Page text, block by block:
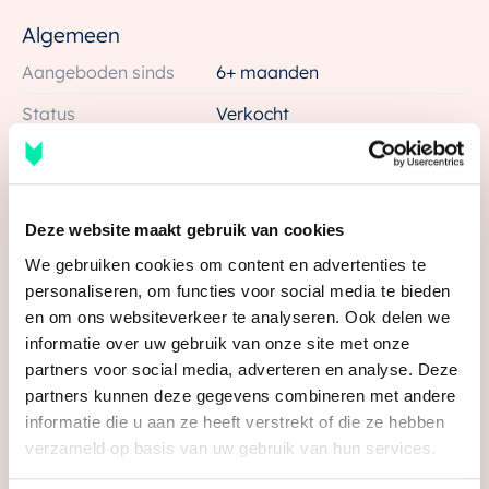
Deze website maakt gebruik van cookies
We gebruiken cookies om content en advertenties te
personaliseren, om functies voor social media te bieden
en om ons websiteverkeer te analyseren. Ook delen we
informatie over uw gebruik van onze site met onze
partners voor social media, adverteren en analyse. Deze
partners kunnen deze gegevens combineren met andere
informatie die u aan ze heeft verstrekt of die ze hebben
verzameld op basis van uw gebruik van hun services.
Duurzaam wonen op een toplocatie
Deze ruime 3-kamerappartementen bieden de
energielabel A++ geniet je niet alleen van een luxe
appartement, maar ook van lagere energiekosten,
wat fijn is voor je portemonnee! Dankzij de
uitstekende isolatie en moderne installaties woon je
appartement is ook nog eens aangesloten op de
stadsverwarming van Utrecht. De Poortwachter is een
bijzonder woongebouw op een toplocatie, waar je de
gezelligheid van Utrecht ervaart. En tegelijkertijd
geniet van de rust van je eigen woning. Is dit jouw
nieuwe, duurzame thuis?
Algemeen
Aangeboden sinds
6+ maanden
Status
Verkocht
Aanvaarding
Soort bouw
Nieuwbouw
Bouwjaar
Ligging
In centrum, in woonwijk, vrij
uitzicht
Oppervlakten en inhoud
Wonen
81 m²
Bekijk alle kenmerken
Media